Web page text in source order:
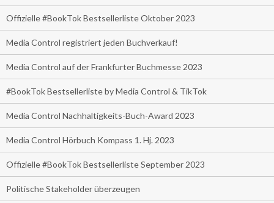
Offizielle #BookTok Bestsellerliste Oktober 2023
Media Control registriert jeden Buchverkauf!
Media Control auf der Frankfurter Buchmesse 2023
#BookTok Bestsellerliste by Media Control & TikTok
Media Control Nachhaltigkeits-Buch-Award 2023
Media Control Hörbuch Kompass 1. Hj. 2023
Offizielle #BookTok Bestsellerliste September 2023
Politische Stakeholder überzeugen